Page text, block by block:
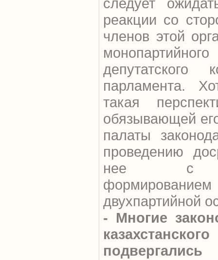
реакции со
членов этой
депутатского
парламента.
такая
обязывающей
палаты
проведению
нее с
двухпартийной
- Многие